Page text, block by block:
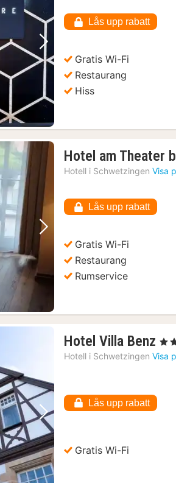
Nästa bild
Lås upp rabatt
Gratis Wi-Fi
Restaurang
Hiss
Nästa bild
Hotel am Theater
Hotell i Schwetzingen Visa
Lås upp rabatt
Gratis Wi-Fi
Restaurang
Rumservice
Nästa bild
Hotel Villa Benz 1
, 3
Hotell i Schwetzingen Visa
Lås upp rabatt
Gratis Wi-Fi